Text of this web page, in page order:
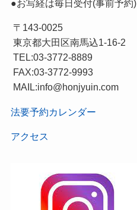
●お写経は毎日受付(事前予約)
〒143-0025
東京都大田区南馬込1-16-2
TEL:03-3772-8889
FAX:03-3772-9993
MAIL:info@honjyuin.com
法要予約カレンダー
アクセス